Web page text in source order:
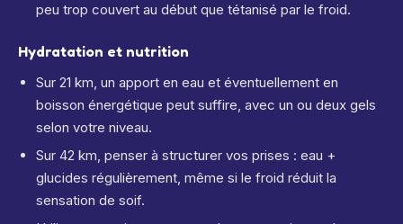
peu trop couvert au début que tétanisé par le froid.
Hydratation et nutrition
Sur 21 km, un apport en eau et éventuellement en
boisson énergétique peut suffire, avec un ou deux gels
selon votre niveau.
Sur 42 km, penser à structurer vos prises : eau +
glucides régulièrement, même si le froid réduit la
sensation de soif.